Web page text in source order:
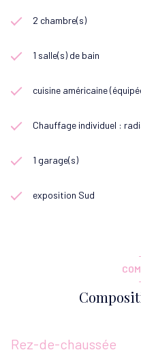
2 chambre(s)
1 salle(s) de bain
cuisine américaine
Chauffage individuel :
1 garage(s)
exposition Sud
Rez-de-chaussée